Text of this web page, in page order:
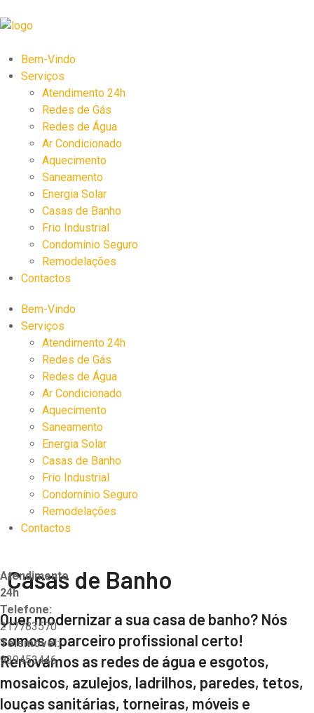
Bem-Vindo
Serviços
Atendimento 24h
Redes de Gás
Redes de Água
Ar Condicionado
Aquecimento
Saneamento
Energia Solar
Casas de Banho
Frio Industrial
Condomínio Seguro
Remodelações
Contactos
Bem-Vindo
Serviços
Atendimento 24h
Redes de Gás
Redes de Água
Ar Condicionado
Aquecimento
Saneamento
Energia Solar
Casas de Banho
Frio Industrial
Condomínio Seguro
Remodelações
Contactos
Atendimento
24h
Telefone:
217783570
Telemóvel:
939453446
Casas de Banho
Quer modernizar a sua casa de banho? Nós
somos o parceiro profissional certo!
Renovamos as redes de água e esgotos,
mosaicos, azulejos, ladrilhos, paredes, tetos,
louças sanitárias, torneiras, móveis e